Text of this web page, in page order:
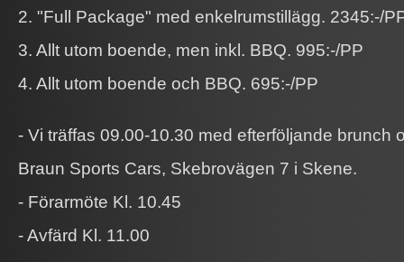
2. "Full Package" med enkelrumstillägg. 2345:-/
3. Allt utom boende, men inkl. BBQ. 995:-/PP
4. Allt utom boende och BBQ. 695:-/PP
- Vi träffas 09.00-10.30 med efterföljande brunch
Braun Sports Cars, Skebrovägen 7 i Skene.
- Förarmöte Kl. 10.45
- Avfärd Kl. 11.00